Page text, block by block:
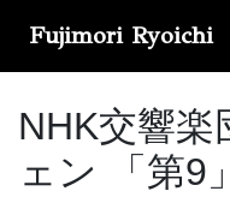
Fujimori Ryoichi
NHK交響
ェン 「第9